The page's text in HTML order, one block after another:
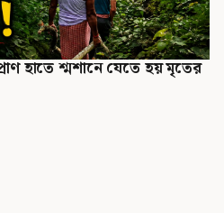
হাতে শ্মশানে যেতে হয় মৃতের